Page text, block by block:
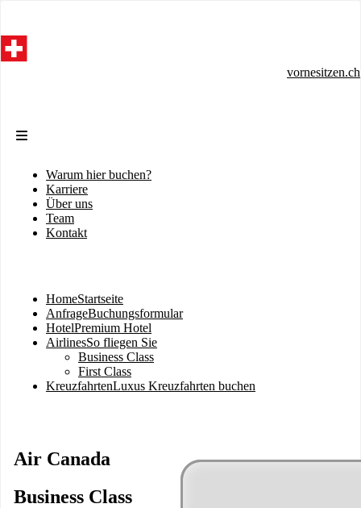
Inhalt
vornesitzen.ch
Sekundärmenü
Warum hier buchen?
Karriere
Über uns
Team
Kontakt
Hauptnavigation
HomeStartseite
AnfrageBuchungsformular
HotelPremium Hotel
AirlinesSo fliegen Sie
Business Class
First Class
KreuzfahrtenLuxus Kreuzfahrten buchen
Air Canada
Business Class